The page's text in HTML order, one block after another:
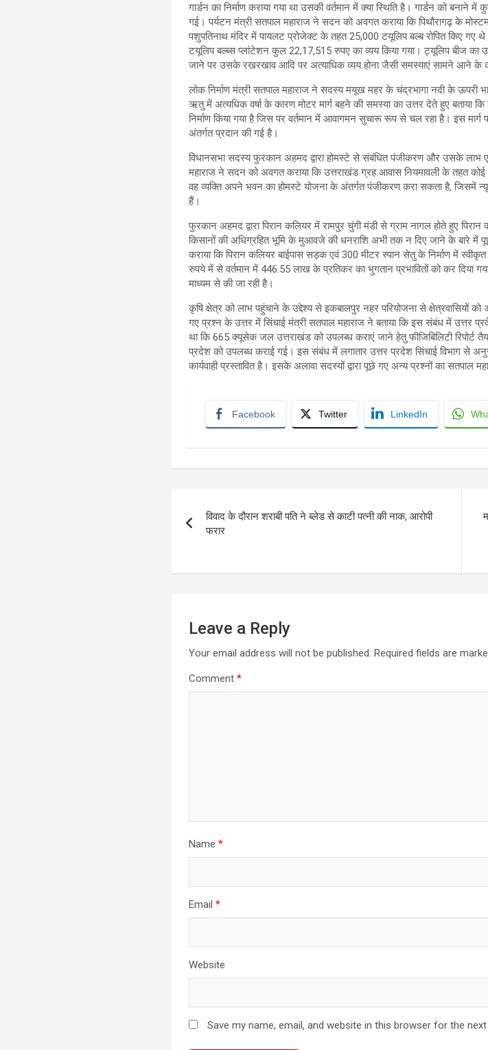
गार्डन का निर्माण कराया गया था उसकी वर्तमान में क्या स्थिति है। गार्डन को
गई। पर्यटन मंत्री सतपाल महाराज ने सदन को अवगत कराया कि पिथौरागढ़ के
पशुपतिनाथ मंदिर में पायलट प्रोजेक्ट के तहत 25,000 टयूलिप बल्ब रोपित किए गए थे
टयूलिप बल्ब्स प्लांटेशन कुल 22,17,515 रुपए का व्यय किया गया। ट्यूलिप बीज का
जाने पर उसके रखरखाव आदि पर अत्याधिक व्यय होना जैसी समस्याएं सामने आने के
लोक निर्माण मंत्री सतपाल महाराज ने सदस्य मयूख महर के चंद्रभागा नदी के ऊपरी
ऋतु में अत्यधिक वर्षा के कारण मोटर मार्ग बहने की समस्या का उत्तर देते हुए बताया
निर्माण किया गया है जिस पर वर्तमान में आवागमन सुचारू रूप से चल रहा है। इस मार्ग
अंतर्गत प्रदान की गई है।
विधानसभा सदस्य फुरकान अहमद द्वारा होमस्टे से संबंधित पंजीकरण और उसके लाभ
महाराज ने सदन को अवगत कराया कि उत्तराखंड ग्रह आवास नियमावली के तहत कोई
वह व्यक्ति अपने भवन का होमस्टे योजना के अंतर्गत पंजीकरण करा सकता है, जिसमें
हैं।
फुरकान अहमद द्वारा पिरान कलियर में रामपुर चुंगी मंडी से ग्राम नागल होते हुए
किसानों की अधिग्रहित भूमि के मुआवजे की धनराशि अभी तक न दिए जाने के बारे में
कराया कि पिरान कलियर बाईपास सड़क एवं 300 मीटर स्पान सेतु के निर्माण में
रुपये में से वर्तमान में 446.55 लाख के प्रतिकर का भुगतान प्रभावितों को कर दिया गया
माध्यम से की जा रही है।
कृषि क्षेत्र को लाभ पहुंचाने के उद्देश्य से इकबालपुर नहर परियोजना से क्षेत्रवासियों
गए प्रश्न के उत्तर में सिंचाई मंत्री सतपाल महाराज ने बताया कि इस संबंध में उत्तर
था कि 665 क्यूसेक जल उत्तराखंड को उपलब्ध कराएं जाने हेतु फीजिबिलिटी रिपोर्ट
प्रदेश को उपलब्ध कराई गई। इस संबंध में लगातार उत्तर प्रदेश सिंचाई विभाग से
कार्यवाही प्रस्तावित है। इसके अलावा सदस्यों द्वारा पूछे गए अन्य प्रश्नों का सतपाल
Facebook Twitter LinkedIn
navigation
विवाद के दौरान शराबी पति ने ब्लेड से काटी पत्नी की नाक, आरोपी
फरार
Leave a Reply
Your email address will not be published. Required fields are
Comment*
Name*
Email*
Website
Save my name, email, and website in this browser for the